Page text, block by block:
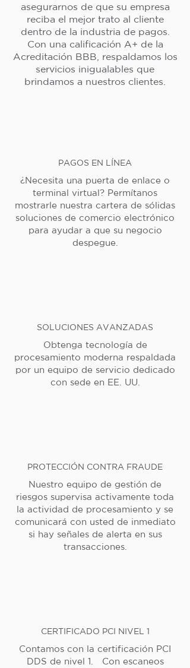
asegurarnos de que su empresa
reciba el mejor trato al cliente
dentro de la industria de pagos.
Con una calificación A+ de la
Acreditación BBB, respaldamos los
servicios inigualables que
brindamos a nuestros clientes.
PAGOS EN LÍNEA
¿Necesita una puerta de enlace o
terminal virtual? Permítanos
mostrarle nuestra cartera de sólidas
soluciones de comercio electrónico
para ayudar a que su negocio
despegue.
SOLUCIONES AVANZADAS
Obtenga tecnología de
procesamiento moderna respaldada
por un equipo de servicio dedicado
con sede en EE. UU.
PROTECCIÓN CONTRA FRAUDE
Nuestro equipo de gestión de
riesgos supervisa activamente toda
la actividad de procesamiento y se
comunicará con usted de inmediato
si hay señales de alerta en sus
transacciones.
CERTIFICADO PCI NIVEL 1
Contamos con la certificación PCI
DDS de nivel 1. Con escaneos